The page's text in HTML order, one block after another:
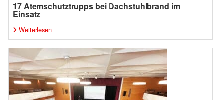
17 Atemschutztrupps bei Dachstuhlbrand im
Einsatz
Weiterlesen